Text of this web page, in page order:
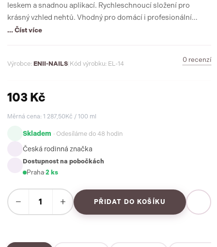
leskem a snadnou aplikací. Rychleschnoucí složení pro
krásný vzhled nehtů. Vhodný pro domácí i profesionální
použití.
... Číst více
Výrobce: ENII-NAILS Kód výrobku: EL-14
0 recenzí
103 Kč
Měrná cena: 1 287,50Kč / 100 ml
Skladem · Odesíláme do 48 hodin
Česká rodinná značka
Dostupnost na pobočkách
Praha·2 ks
− + PŘIDAT DO KOŠÍKU